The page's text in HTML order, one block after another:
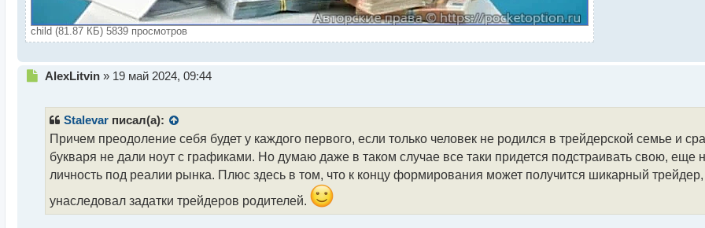
child (81.87 КБ) 5839 просмотров
Н
н
AlexLitvin» 19 май 2024, 09:44
Stalevar писал(а):
Причем преодоление себя будет у каждого первого, если только человек не родился в трейдерской семье и
букваря не дали ноут с графиками. Но думаю даже в таком случае все таки придется подстраивать свою,
личность под реалии рынка. Плюс здесь в том, что к концу формирования может получится шикарный трейдер,
унаследовал задатки трейдеров родителей.